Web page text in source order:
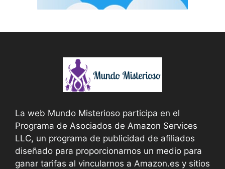
La web Mundo Misterioso participa en el
Programa de Asociados de Amazon Services
LLC, un programa de publicidad de afiliados
diseñado para proporcionarnos un medio para
ganar tarifas al vincularnos a Amazon.es y sitios